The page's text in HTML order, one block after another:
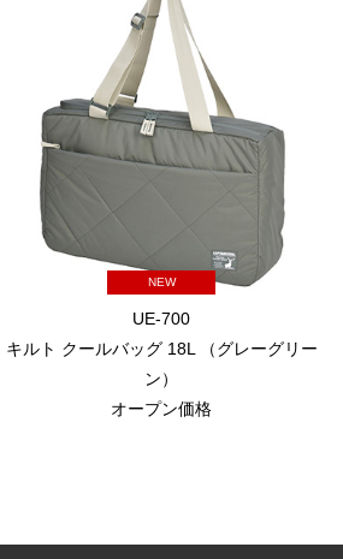
NEW
UE-700
キルト クールバッグ 18L （グレーグリー
ン）
オープン価格